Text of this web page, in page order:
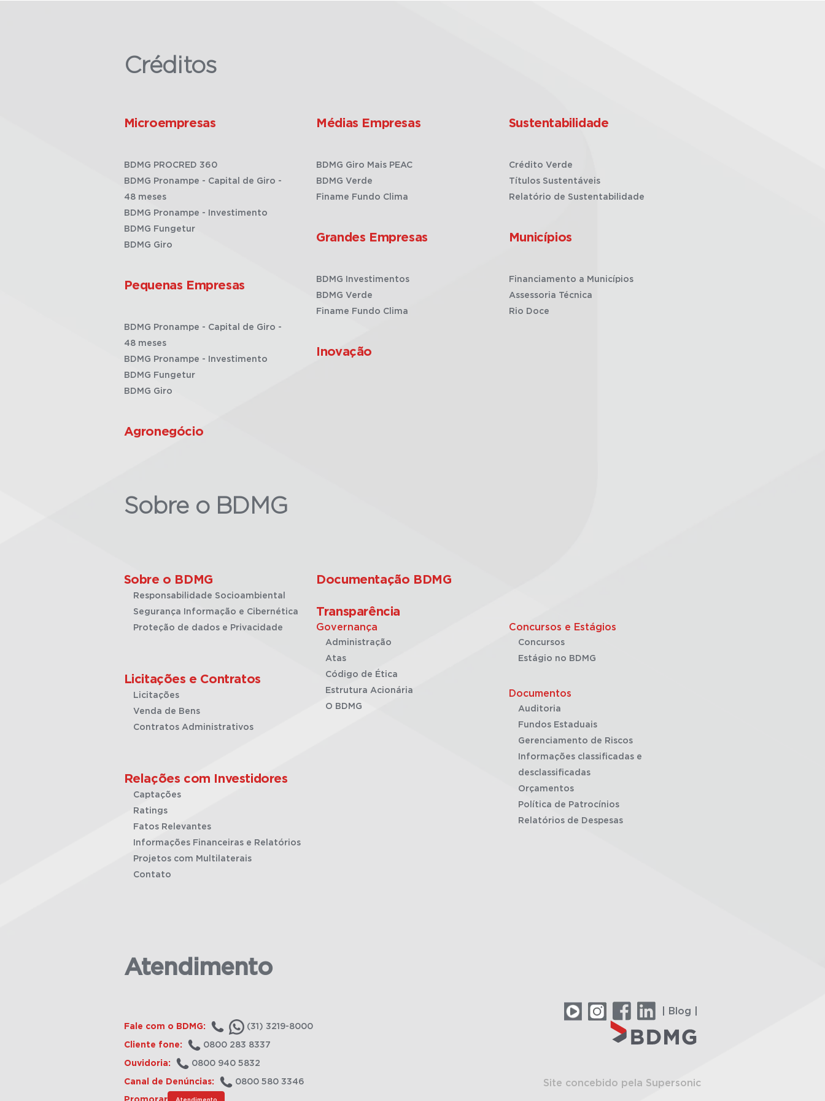
Créditos
Microempresas
BDMG PROCRED 360
BDMG Pronampe - Capital de Giro -
48 meses
BDMG Pronampe - Investimento
BDMG Fungetur
BDMG Giro
Pequenas Empresas
BDMG Pronampe - Capital de Giro -
48 meses
BDMG Pronampe - Investimento
BDMG Fungetur
BDMG Giro
Agronegócio
Médias Empresas
BDMG Giro Mais PEAC
BDMG Verde
Finame Fundo Clima
Grandes Empresas
BDMG Investimentos
BDMG Verde
Finame Fundo Clima
Inovação
Sustentabilidade
Crédito Verde
Títulos Sustentáveis
Relatório de Sustentabilidade
Municípios
Financiamento a Municípios
Assessoria Técnica
Rio Doce
Sobre o BDMG
Sobre o BDMG
Responsabilidade Socioambiental
Segurança Informação e Cibernética
Proteção de dados e Privacidade
Licitações e Contratos
Licitações
Venda de Bens
Contratos Administrativos
Relações com Investidores
Captações
Ratings
Fatos Relevantes
Informações Financeiras e Relatórios
Projetos com Multilaterais
Contato
Documentação BDMG
Transparência
Governança
Administração
Atas
Código de Ética
Estrutura Acionária
O BDMG
Concursos e Estágios
Concursos
Estágio no BDMG
Documentos
Auditoria
Fundos Estaduais
Gerenciamento de Riscos
Informações classificadas e
desclassificadas
Orçamentos
Política de Patrocínios
Relatórios de Despesas
Atendimento
Fale com o BDMG: (31) 3219-8000
Cliente fone: 0800 283 8337
Ouvidoria: 0800 940 5832
Canal de Denúncias: 0800 580 3346
Atendimento
| Blog |
Site concebido pela Supersonic